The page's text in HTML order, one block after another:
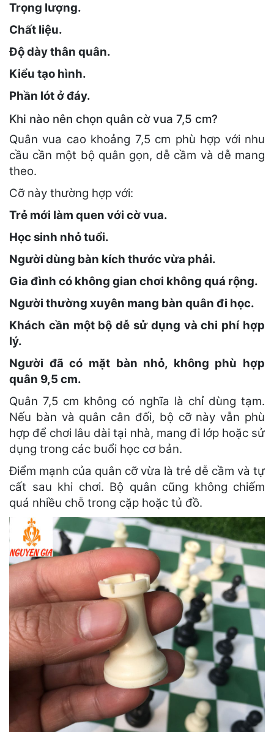
Trọng lượng.
Chất liệu.
Độ dày thân quân.
Kiểu tạo hình.
Phần lót ở đáy.
Khi nào nên chọn quân cờ vua 7,5 cm?
Quân vua cao khoảng 7,5 cm phù hợp với nhu
cầu cần một bộ quân gọn, dễ cầm và dễ mang
theo.
Cỡ này thường hợp với:
Trẻ mới làm quen với cờ vua.
Học sinh nhỏ tuổi.
Người dùng bàn kích thước vừa phải.
Gia đình có không gian chơi không quá rộng.
Người thường xuyên mang bàn quân đi học.
Khách cần một bộ dễ sử dụng và chi phí hợp
lý.
Người đã có mặt bàn nhỏ, không phù hợp
quân 9,5 cm.
Quân 7,5 cm không có nghĩa là chỉ dùng tạm.
Nếu bàn và quân cân đối, bộ cỡ này vẫn phù
hợp để chơi lâu dài tại nhà, mang đi lớp hoặc sử
dụng trong các buổi học cơ bản.
Điểm mạnh của quân cỡ vừa là trẻ dễ cầm và tự
cất sau khi chơi. Bộ quân cũng không chiếm
quá nhiều chỗ trong cặp hoặc tủ đồ.